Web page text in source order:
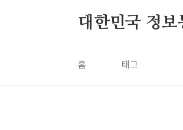
대한민국 정보
홈 태그